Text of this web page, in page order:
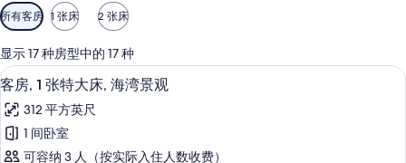
可
用
的
客
房
筛
选
条
所有客房 1 张床 2 张床
显示 17 种房型中的 17 种
显
示
客
房,
高档床上用品、客房内保险箱、办公
6
客房, 1 张特大床, 海湾景观
312 平方英尺
1 间卧室
可容纳 3 人（按实际入住人数收费）